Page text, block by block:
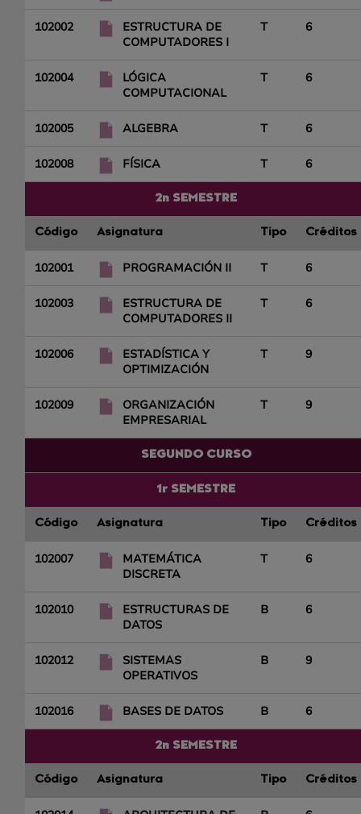
102002
ESTRUCTURA DE
COMPUTADORES I
T 6
102004
LÓGICA
COMPUTACIONAL
T 6
102005 ALGEBRA T 6
102008 FÍSICA T 6
2n SEMESTRE
Código Asignatura Tipo Créditos
102001 PROGRAMACIÓN II T 6
102003
ESTRUCTURA DE
COMPUTADORES II
T 6
102006
ESTADÍSTICA Y
OPTIMIZACIÓN
T 9
102009
ORGANIZACIÓN
EMPRESARIAL
T 9
SEGUNDO CURSO
1r SEMESTRE
Código Asignatura Tipo Créditos
102007
MATEMÁTICA
DISCRETA
T 6
102010
ESTRUCTURAS DE
DATOS
B 6
102012
SISTEMAS
OPERATIVOS
B 9
102016 BASES DE DATOS B 6
2n SEMESTRE
Código Asignatura Tipo Créditos